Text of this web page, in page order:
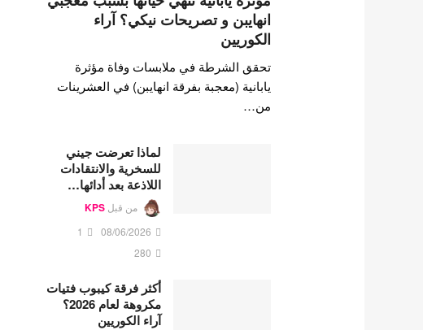
انهايبن و تصريحات نيكي؟ آراء
الكوريين
تحقق الشرطة في ملابسات وفاة مؤثرة
يابانية (معجبة بفرقة انهايبن) في العشرينات
من…
لماذا تعرضت جيني
للسخرية والانتقادات
اللاذعة بعد أدائها…
من قبل KPS
08/06/2026
1
280
أكثر فرقة كيبوب فتيات
مكروهة لعام 2026؟
آراء الكوريين